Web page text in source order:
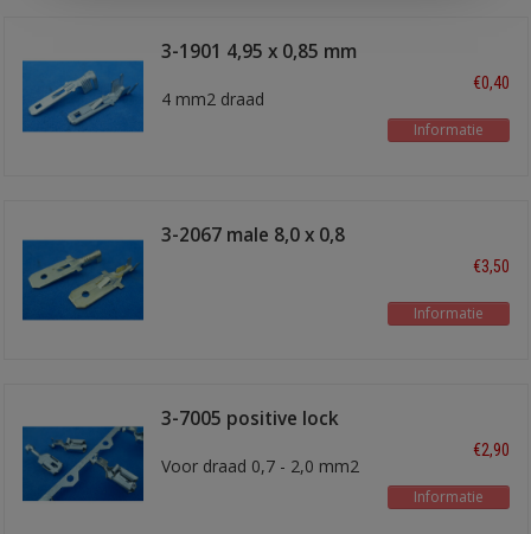
3-1901 4,95 x 0,85 mm
4 mm2 draad
€0,40
Informatie
3-2067 male 8,0 x 0,8
€3,50
Informatie
3-7005 positive lock
schuifstekker
Voor draad 0,7 - 2,0 mm2
€2,90
Informatie